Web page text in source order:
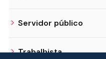
Servidor público
Trabalhista